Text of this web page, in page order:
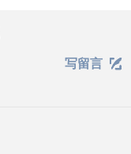
写留言 